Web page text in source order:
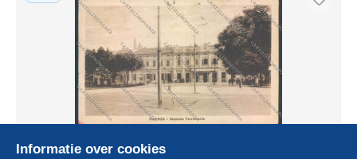
Informatie over cookies